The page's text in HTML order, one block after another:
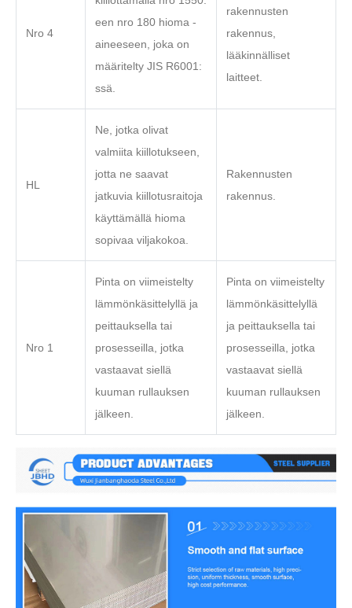
Nro 4
een nro 180 hioma -
aineeseen, joka on
määritelty JIS R6001:
ssä.
rakennusten
rakennus,
lääkinnälliset
laitteet.
HL
Ne, jotka olivat
valmiita kiillotukseen,
jotta ne saavat
jatkuvia kiillotusraitoja
käyttämällä hioma
sopivaa viljakokoa.
Rakennusten
rakennus.
Nro 1
Pinta on viimeistelty
lämmönkäsittelyllä ja
peittauksella tai
prosesseilla, jotka
vastaavat siellä
kuuman rullauksen
jälkeen.
Pinta on viimeistelty
lämmönkäsittelyllä
ja peittauksella tai
prosesseilla, jotka
vastaavat siellä
kuuman rullauksen
jälkeen.